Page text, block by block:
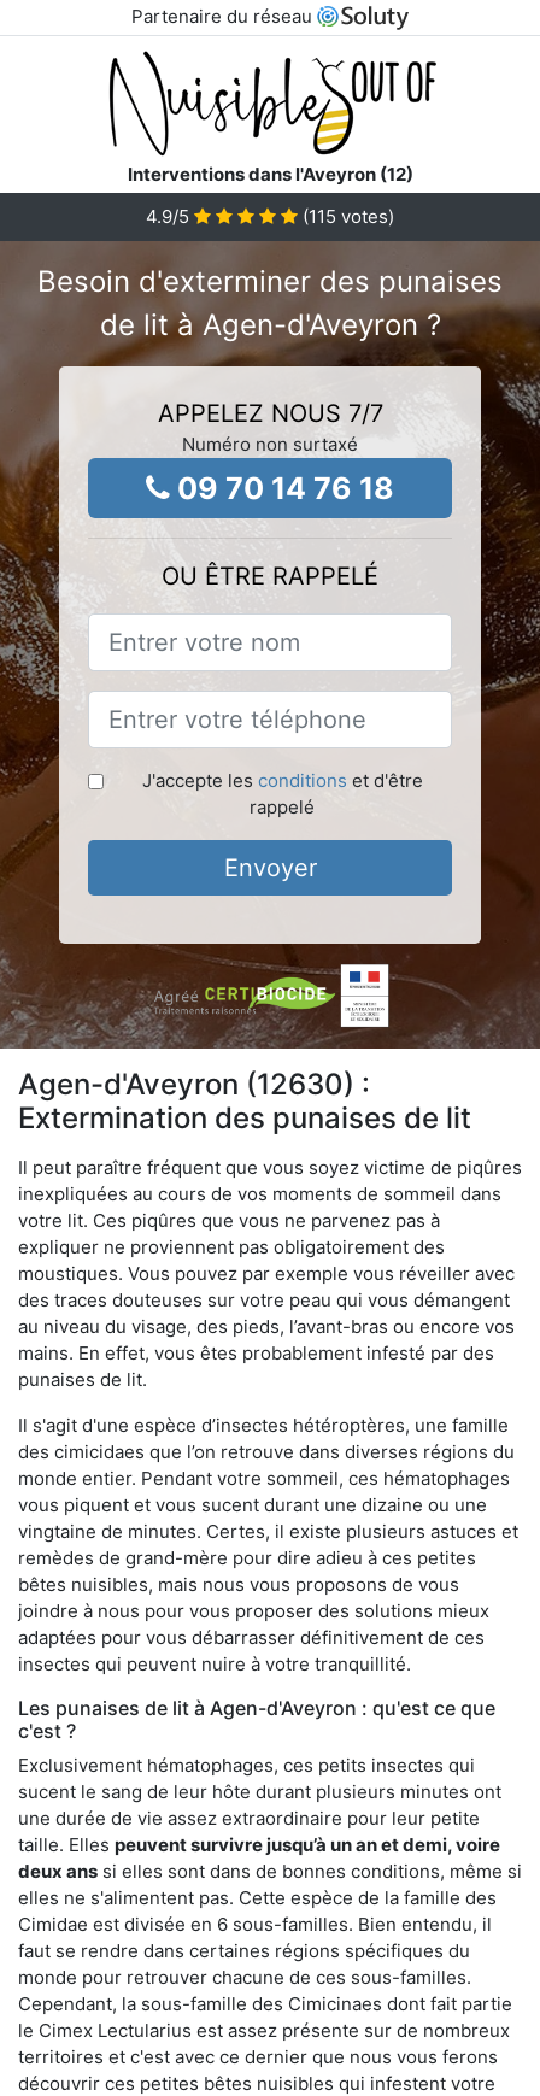
Partenaire du réseau
Interventions dans l'Aveyron (12)
4.9/5 (115 votes)
Besoin d'exterminer des punaises
de lit à Agen-d'Aveyron ?
APPELEZ NOUS 7/7
Numéro non surtaxé
09 70 14 76 18
OU ÊTRE RAPPELÉ
J'accepte les conditions et d'être
rappelé
Envoyer
Agen-d'Aveyron (12630) :
Extermination des punaises de lit
Il peut paraître fréquent que vous soyez victime de piqûres
inexpliquées au cours de vos moments de sommeil dans
votre lit. Ces piqûres que vous ne parvenez pas à
expliquer ne proviennent pas obligatoirement des
moustiques. Vous pouvez par exemple vous réveiller avec
des traces douteuses sur votre peau qui vous démangent
au niveau du visage, des pieds, l’avant-bras ou encore vos
mains. En effet, vous êtes probablement infesté par des
punaises de lit.
Il s'agit d'une espèce d’insectes hétéroptères, une famille
des cimicidaes que l’on retrouve dans diverses régions du
monde entier. Pendant votre sommeil, ces hématophages
vous piquent et vous sucent durant une dizaine ou une
vingtaine de minutes. Certes, il existe plusieurs astuces et
remèdes de grand-mère pour dire adieu à ces petites
bêtes nuisibles, mais nous vous proposons de vous
joindre à nous pour vous proposer des solutions mieux
adaptées pour vous débarrasser définitivement de ces
insectes qui peuvent nuire à votre tranquillité.
Les punaises de lit à Agen-d'Aveyron : qu'est ce que
c'est ?
Exclusivement hématophages, ces petits insectes qui
sucent le sang de leur hôte durant plusieurs minutes ont
une durée de vie assez extraordinaire pour leur petite
taille. Elles peuvent survivre jusqu’à un an et demi, voire
deux ans si elles sont dans de bonnes conditions, même si
elles ne s'alimentent pas. Cette espèce de la famille des
Cimidae est divisée en 6 sous-familles. Bien entendu, il
faut se rendre dans certaines régions spécifiques du
monde pour retrouver chacune de ces sous-familles.
Cependant, la sous-famille des Cimicinaes dont fait partie
le Cimex Lectularius est assez présente sur de nombreux
territoires et c'est avec ce dernier que nous vous ferons
découvrir ces petites bêtes nuisibles qui infestent votre